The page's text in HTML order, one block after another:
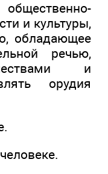
и культуры,
обладающее
речью,
и
орудия